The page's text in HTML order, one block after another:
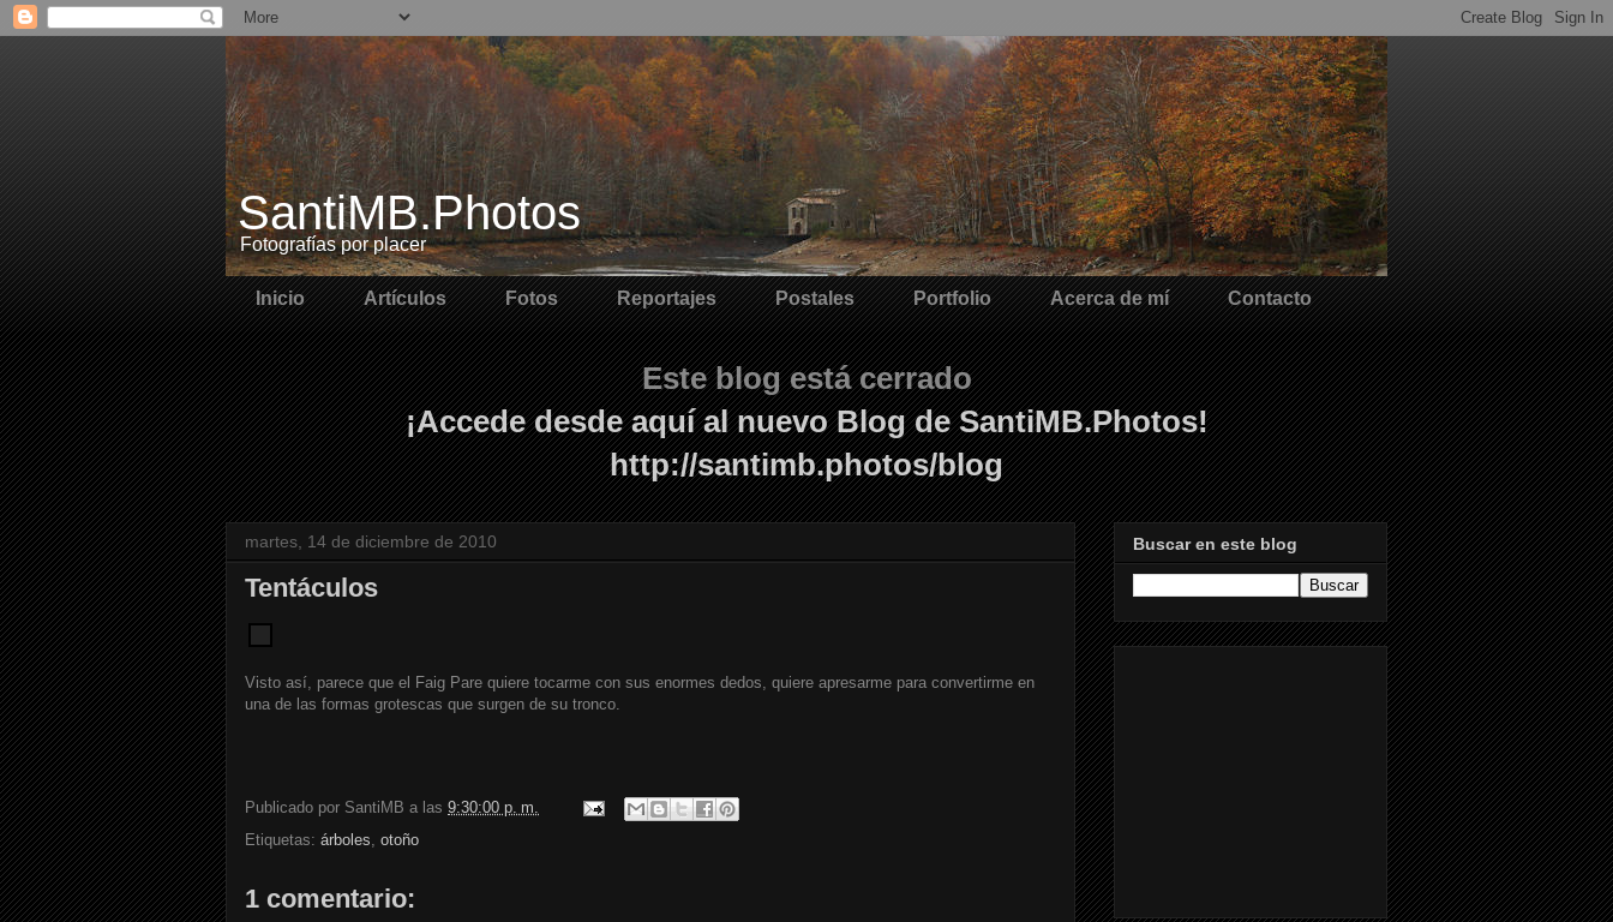
SantiMB.Photos
Fotografías por placer
Inicio Artículos Fotos Reportajes Postales Portfolio Acerca de mí Contacto
Este blog está cerrado
¡Accede desde aquí al nuevo Blog de SantiMB.Photos!
http://santimb.photos/blog
martes, 14 de diciembre de 2010
Tentáculos
Visto así, parece que el Faig Pare quiere tocarme con sus enormes dedos, quiere apresarme para convertirme en
una de las formas grotescas que surgen de su tronco.
Publicado por SantiMB a las 9:30:00 p. m.
Etiquetas: árboles, otoño
1 comentario:
Buscar en este blog